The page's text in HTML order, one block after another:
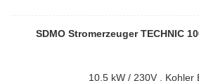
SDMO Stromerzeuger TECHNIC
10,5 kW / 230V , Kohler